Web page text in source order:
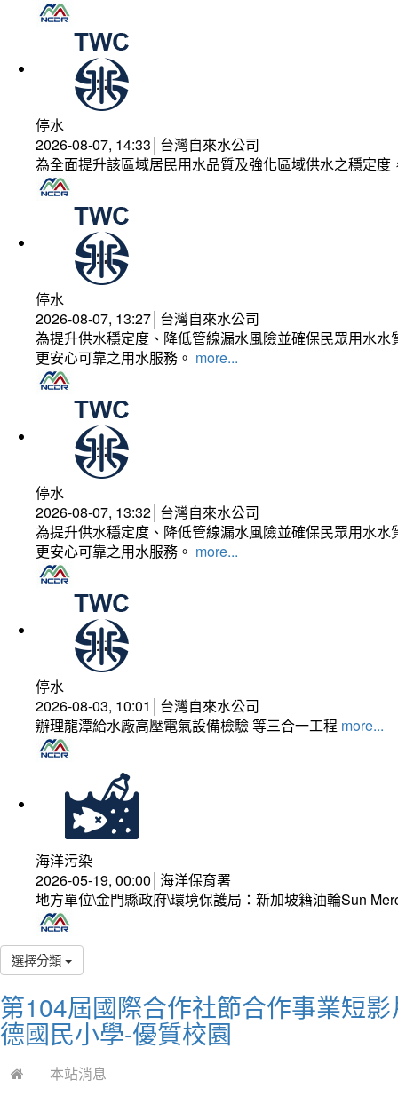
停水
2026-08-07, 14:33│台灣自來水公司
為全面提升該區域居民用水品質及強化區域供水之穩定
停水
2026-08-07, 13:27│台灣自來水公司
為提升供水穩定度、降低管線漏水風險並確保民眾用水
更安心可靠之用水服務。 more...
停水
2026-08-07, 13:32│台灣自來水公司
為提升供水穩定度、降低管線漏水風險並確保民眾用水
更安心可靠之用水服務。 more...
停水
2026-08-03, 10:01│台灣自來水公司
辦理龍潭給水廠高壓電氣設備檢驗 等三合一工程 more...
海洋污染
2026-05-19, 00:00│海洋保育署
地方單位\金門縣政府\環境保護局：新加坡籍油輪Sun
選擇分類
第104屆國際合作社節合作事業短
德國民小學-優質校園
本站消息